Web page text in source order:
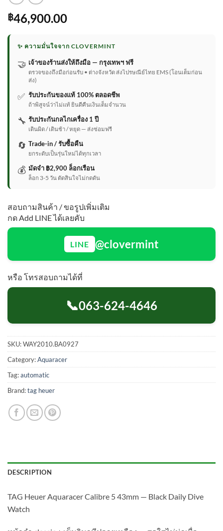
฿46,900.00
✨ ความมั่นใจจาก CLOVERMINT
🤝 เจ้าของร้านส่งให้ถึงมือ — กรุงเทพฯ ฟรี
ตรวจของถึงมือก่อนรับ • ต่างจังหวัด ส่งไปรษณีย์ไทย EMS (โอนเต็มก่อน
ส่ง)
✅ รับประกันของแท้ 100% ตลอดชีพ
ถ้าพิสูจน์ว่าไม่แท้ ยินดีคืนเงินเต็มจำนวน
🔧 รับประกันกลไกเครื่อง 1 ปี
เดินผิด / เดินช้า / หยุด — ส่งซ่อมฟรี
🔄 Trade-in / รับซื้อคืน
ยกระดับเป็นรุ่นใหม่ได้ทุกเวลา
💰 มัดจำ ฿2,900 ล็อกเรือน
ล็อก 3-5 วัน ตัดสินใจไม่กดดัน
สอบถามสินค้า / ขอรูปเพิ่มเติม
กด Add LINE ได้เลยคับ
LINE @clovermint
หรือ โทรสอบถามได้ที่
📞063-624-4646
SKU:WAY2010.BA0927
Category:Aquaracer
Tag:automatic
Brand:tag heuer
DESCRIPTION
TAG Heuer Aquaracer Calibre 5 43mm — Black Daily Dive
Watch